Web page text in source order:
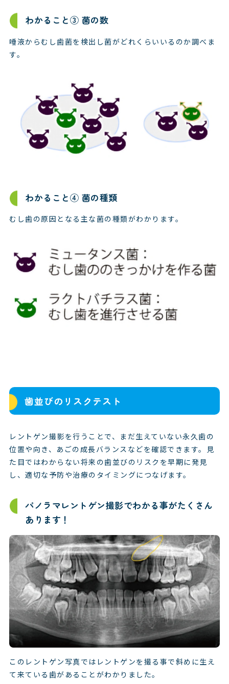
わかること③ 菌の数
唾液からむし歯菌を検出し菌がどれくらいいるのか調べま
す。
わかること④ 菌の種類
むし歯の原因となる主な菌の種類がわかります。
歯並びのリスクテスト
レントゲン撮影を行うことで、まだ生えていない永久歯の
位置や向き、あごの成長バランスなどを確認できます。見
た目ではわからない将来の歯並びのリスクを早期に発見
し、適切な予防や治療のタイミングにつなげます。
パノラマレントゲン撮影でわかる事がたくさん
あります！
このレントゲン写真ではレントゲンを撮る事で斜めに生え
て来ている歯があることがわかりました。